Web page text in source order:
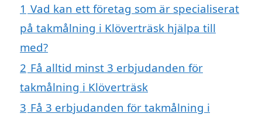
1 Vad kan ett företag som är specialiserat
på takmålning i Klöverträsk hjälpa till
med?
2 Få alltid minst 3 erbjudanden för
takmålning i Klöverträsk
3 Få 3 erbjudanden för takmålning i